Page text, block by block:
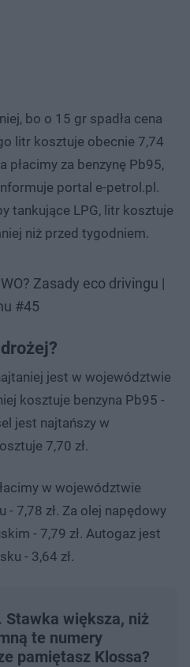
bo o 15 gr spadła cena
litr kosztuje obecnie 7,74
płacimy za benzynę Pb95,
portal e-petrol.pl.
tankujące LPG, litr kosztuje
niż przed tygodniem.
Zasady eco drivingu |
#45
jest w województwie
kosztuje benzyna Pb95 -
jest najtańszy w
7,70 zł.
w województwie
7,78 zł. Za olej napędowy
- 7,79 zł. Autogaz jest
- 3,64 zł.
Stawka większa, niż
te numery
pamiętasz Klossa?